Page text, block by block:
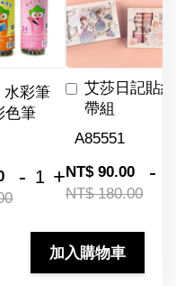
水彩筆
色筆
- +
艾莎日記貼
帶組
NT$ 90.00
NT$ 180.00
-
加入購物車